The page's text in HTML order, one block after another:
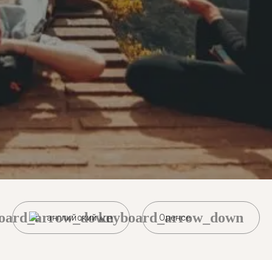
английский Оренсе
keyboard_arrow_down